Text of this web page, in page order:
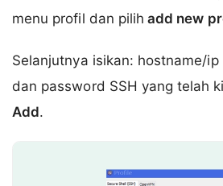
menu profil dan pilih add new
Selanjutnya isikan: hostname/
dan password SSH yang telah
Add.